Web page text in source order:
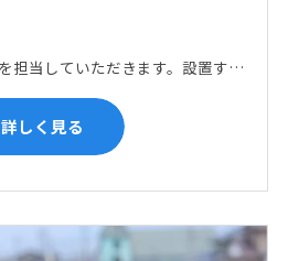
主に上下水道の配管施工を担当していただきます。設置する場所に応じて配管の形状や流れを工夫する管加工、ねじ切り、管締め、そして管据付作業になり、5人以上のチームで動くことが多いです。
詳しく見る